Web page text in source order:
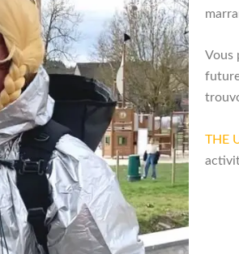
Vous
THE